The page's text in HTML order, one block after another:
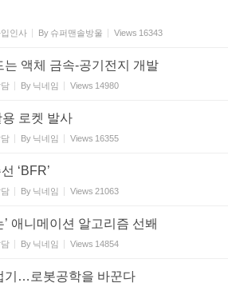
입인사 By 슈퍼맨솔방울 Views 16343
는 액체 금속-공기전지 개발
By 닉네임 Views 14980
로켓 발사
By 닉네임 Views 16355
‘BFR’
By 닉네임 Views 21063
애니메이션 알고리즘 선봬
By 닉네임 Views 14854
기…로봇공학을 바꾼다